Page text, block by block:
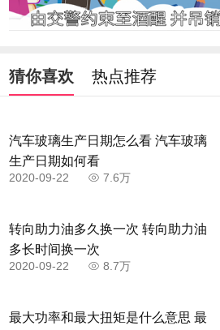
猜你喜欢 热点推荐
汽车玻璃生产日期怎么看 汽车玻璃
生产日期如何看
2020-09-22 7.6万
转向助力油多久换一次 转向助力油
多长时间换一次
2020-09-22 8.7万
最大功率和最大扭矩是什么意思 最